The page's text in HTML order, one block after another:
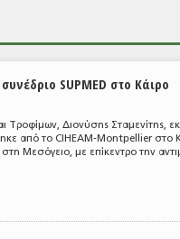
SUPMED στο Κάιρο
Τροφίμων, Διονύσης Σταμενίτης,
από το CIHEAM-Montpellier στο
Μεσόγειο, με επίκεντρο την